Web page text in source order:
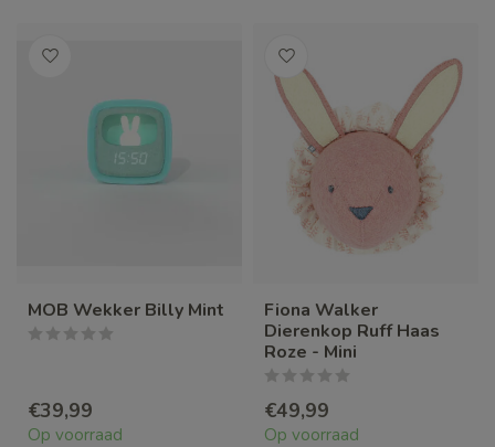
MOB Wekker Billy Mint
€39,99
Op voorraad
Fiona Walker
Dierenkop Ruff Haas
Roze - Mini
€49,99
Op voorraad